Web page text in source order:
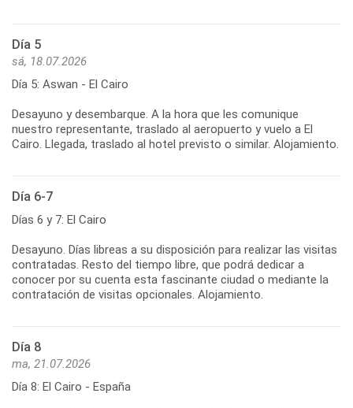
Día 5
sá, 18.07.2026
Día 5: Aswan - El Cairo
Desayuno y desembarque. A la hora que les comunique
nuestro representante, traslado al aeropuerto y vuelo a El
Cairo. Llegada, traslado al hotel previsto o similar. Alojamiento.
Día 6-7
Días 6 y 7: El Cairo
Desayuno. Días libreas a su disposición para realizar las visitas
contratadas. Resto del tiempo libre, que podrá dedicar a
conocer por su cuenta esta fascinante ciudad o mediante la
contratación de visitas opcionales. Alojamiento.
Día 8
ma, 21.07.2026
Día 8: El Cairo - España